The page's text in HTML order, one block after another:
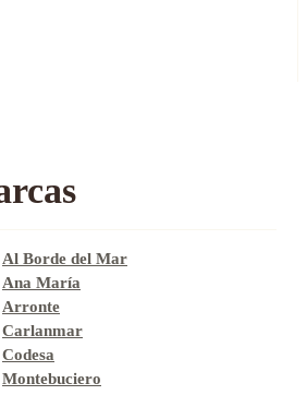
Al Borde del Mar
Ana María
Arronte
Carlanmar
Codesa
Montebuciero